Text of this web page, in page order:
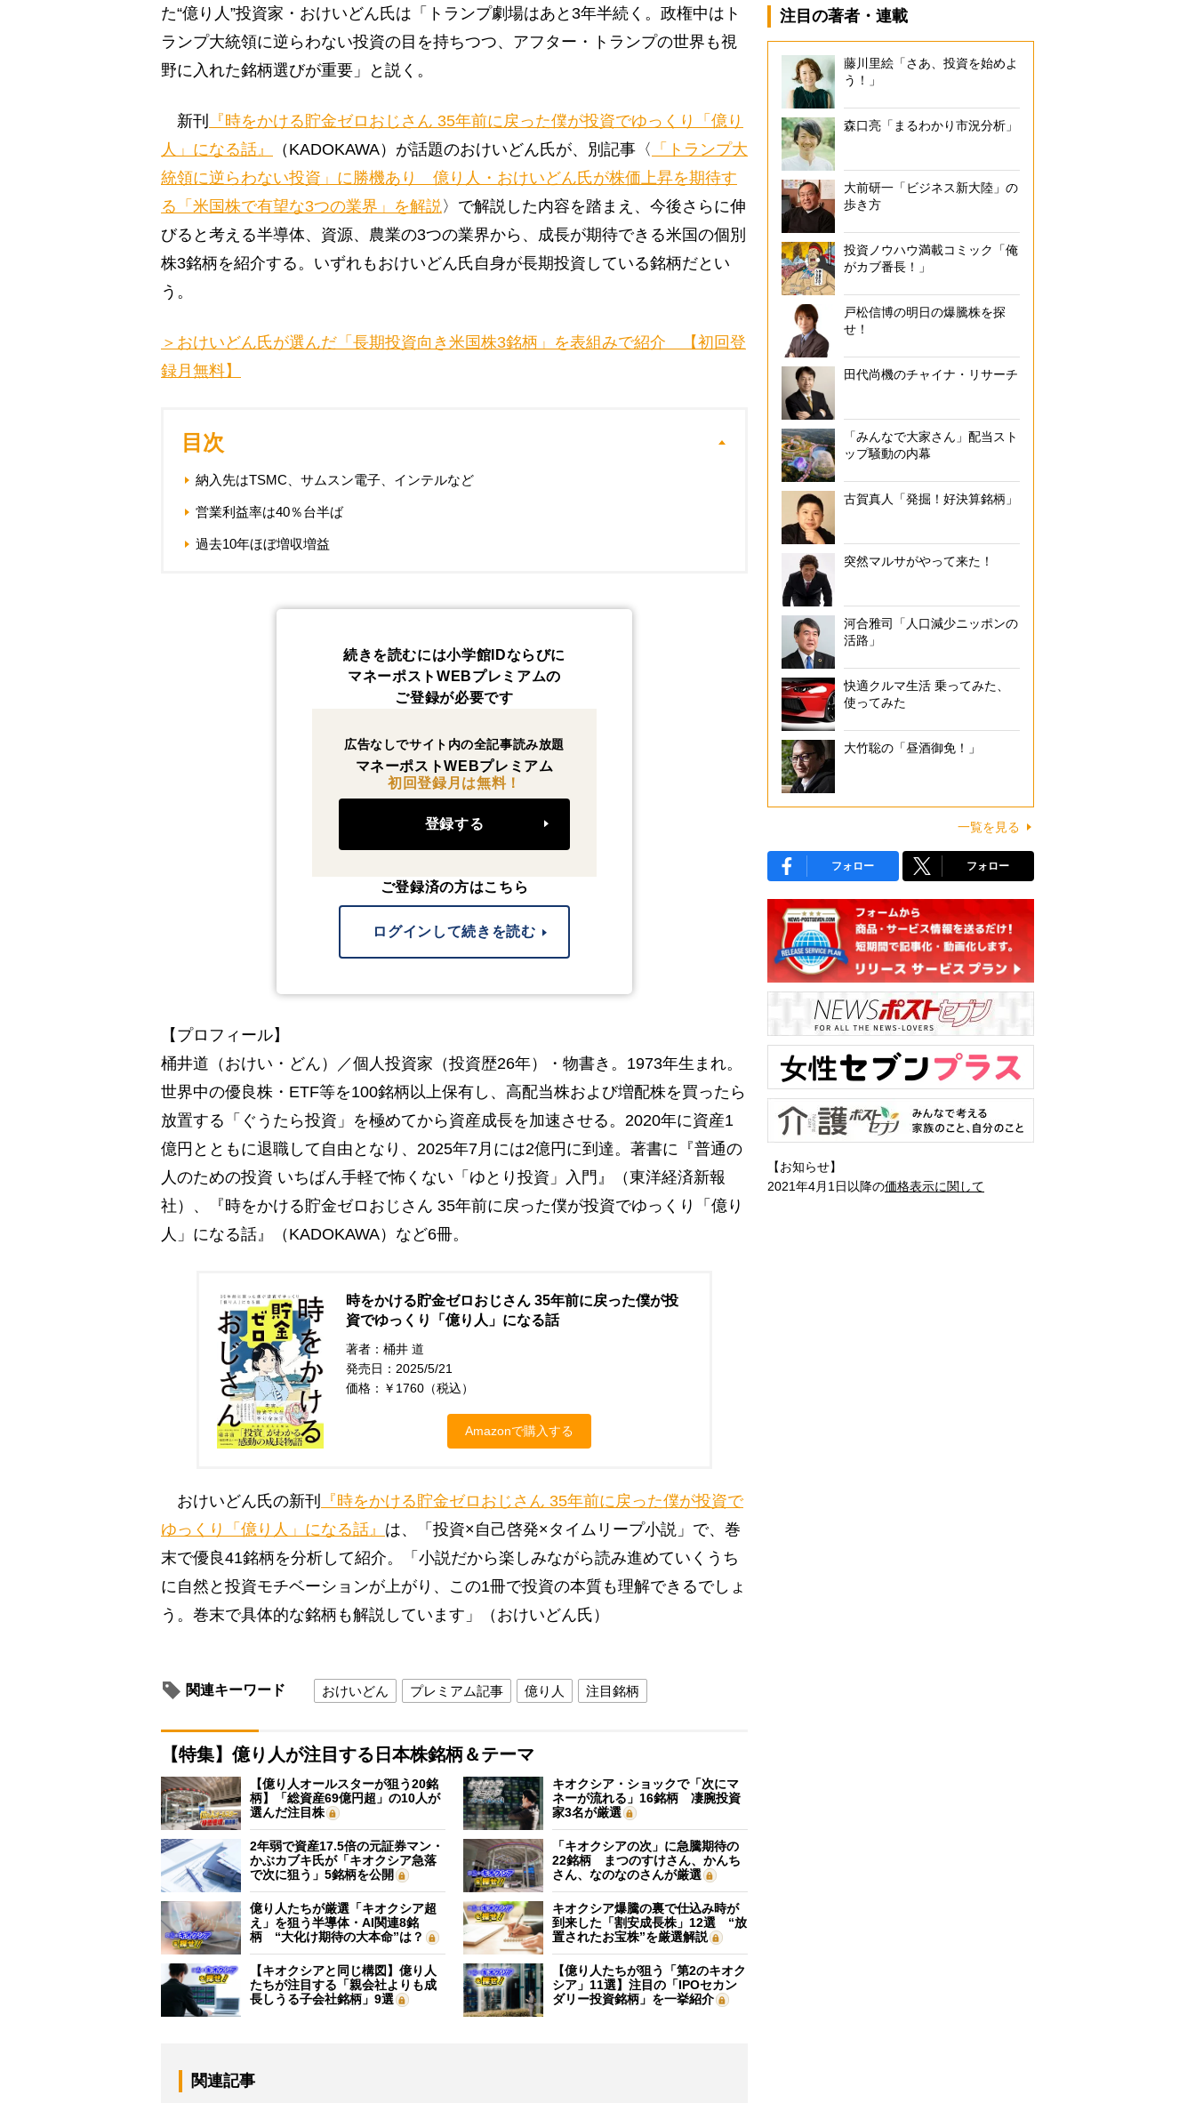
た“億り人”投資家・おけいどん氏は「トランプ劇場はあと3年半続く。政権中はト
ランプ大統領に逆らわない投資の目を持ちつつ、アフター・トランプの世界も視
野に入れた銘柄選びが重要」と説く。
新刊
『時をかける貯金ゼロおじさん 35年前に戻った僕が投資でゆっくり「億り
人」になる話』
（KADOKAWA）が話題のおけいどん氏が、別記事〈 「トランプ大
統領に逆らわない投資」に勝機あり 億り人・おけいどん氏が株価上昇を期待す
る「米国株で有望な3つの業界」を解説 〉で解説した内容を踏まえ、今後さらに伸
びると考える半導体、資源、農業の3つの業界から、成長が期待できる米国の個別
株3銘柄を紹介する。いずれもおけいどん氏自身が長期投資している銘柄だとい
う。
＞おけいどん氏が選んだ「長期投資向き米国株3銘柄」を表組みで紹介 【初回登
録月無料】
目次
納入先はTSMC、サムスン電子、インテルなど
営業利益率は40％台半ば
過去10年ほぼ増収増益
続きを読むには小学館IDならびに
マネーポストWEBプレミアムの
ご登録が必要です
広告なしでサイト内の全記事読み放題
マネーポストWEBプレミアム
初回登録月は無料！
登録する
ご登録済の方はこちら
ログインして続きを読む
【プロフィール】
桶井道（おけい・どん）／個人投資家（投資歴26年）・物書き。1973年生まれ。
世界中の優良株・ETF等を100銘柄以上保有し、高配当株および増配株を買ったら
放置する「ぐうたら投資」を極めてから資産成長を加速させる。2020年に資産1
億円とともに退職して自由となり、2025年7月には2億円に到達。著書に『普通の
人のための投資 いちばん手軽で怖くない「ゆとり投資」入門』（東洋経済新報
社）、『時をかける貯金ゼロおじさん 35年前に戻った僕が投資でゆっくり「億り
人」になる話』（KADOKAWA）など6冊。
時をかける貯金ゼロおじさん 35年前に戻った僕が投
資でゆっくり「億り人」になる話
著者：桶井 道
発売日：2025/5/21
価格：￥1760（税込）
Amazonで購入する
おけいどん氏の新刊
『時をかける貯金ゼロおじさん 35年前に戻った僕が投資で
ゆっくり「億り人」になる話』 は、「投資×自己啓発×タイムリープ小説」で、巻
末で優良41銘柄を分析して紹介。「小説だから楽しみながら読み進めていくうち
に自然と投資モチベーションが上がり、この1冊で投資の本質も理解できるでしょ
う。巻末で具体的な銘柄も解説しています」（おけいどん氏）
関連キーワード おけいどん プレミアム記事 億り人 注目銘柄
【特集】億り人が注目する日本株銘柄＆テーマ
【億り人オールスターが狙う20銘
柄】「総資産69億円超」の10人が
選んだ注目株
キオクシア・ショックで「次にマ
ネーが流れる」16銘柄 凄腕投資
家3名が厳選
2年弱で資産17.5倍の元証券マン・
かぶカブキ氏が「キオクシア急落
で次に狙う」5銘柄を公開
「キオクシアの次」に急騰期待の
22銘柄 まつのすけさん、かんち
さん、なのなのさんが厳選
億り人たちが厳選「キオクシア超
え」を狙う半導体・AI関連8銘
柄 “大化け期待の大本命”は？
キオクシア爆騰の裏で仕込み時が
到来した「割安成長株」12選 “放
置されたお宝株”を厳選解説
【キオクシアと同じ構図】億り人
たちが注目する「親会社よりも成
長しうる子会社銘柄」9選
【億り人たちが狙う「第2のキオク
シア」11選】注目の「IPOセカン
ダリー投資銘柄」を一挙紹介
関連記事
注目の著者・連載
藤川里絵「さあ、投資を始めよ
う！」
森口亮「まるわかり市況分析」
大前研一「ビジネス新大陸」の
歩き方
投資ノウハウ満載コミック「俺
がカブ番長！」
戸松信博の明日の爆騰株を探
せ！
田代尚機のチャイナ・リサーチ
「みんなで大家さん」配当スト
ップ騒動の内幕
古賀真人「発掘！好決算銘柄」
突然マルサがやって来た！
河合雅司「人口減少ニッポンの
活路」
快適クルマ生活 乗ってみた、
使ってみた
大竹聡の「昼酒御免！」
一覧を見る
フォロー フォロー
【お知らせ】
2021年4月1日以降の価格表示に関して